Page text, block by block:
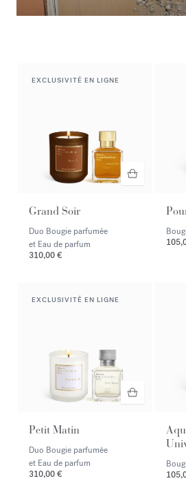
EXCLUSIVITÉ EN LIGNE
Grand Soir
Duo Bougie parfumée
et Eau de parfum
310,00 €
EXCLUSIVITÉ EN LIGNE
Petit Matin
Duo Bougie parfumée
et Eau de parfum
310,00 €